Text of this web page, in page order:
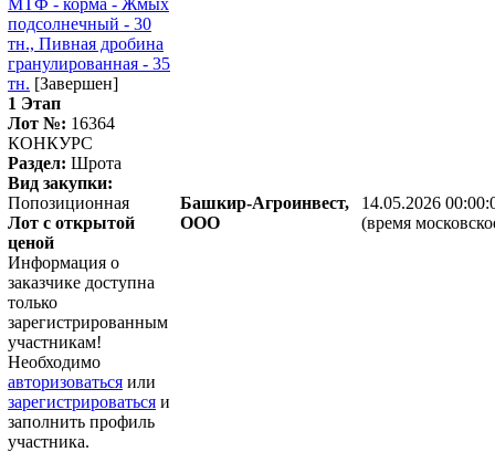
подсолнечный - 30
тн., Пивная дробина
гранулированная - 35
тн. [Завершен]
1 Этап
Лот №: 16364
КОНКУРС
Раздел: Шрота
Вид закупки:
Попозиционная
Лот с открытой
ценой
Информация о
заказчике доступна
только
зарегистрированным
участникам!
Необходимо
авторизоваться или
зарегистрироваться и
заполнить профиль
участника.
Башкир-Агроинвест,
ООО
14.05.2026
(время